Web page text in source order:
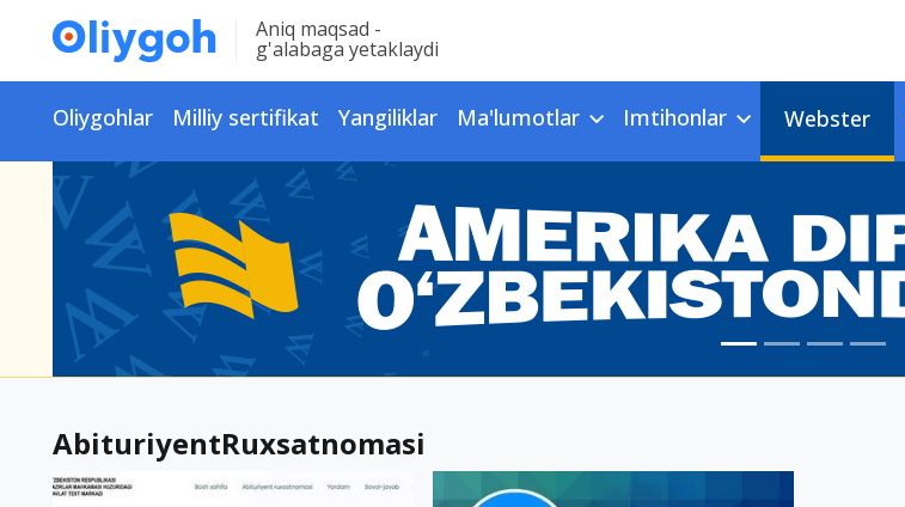
Aniq maqsad -
g'alabaga yetaklaydi
Oliygohlar Milliy sertifikat Yangiliklar Ma'lumotlar Imtihonlar Webster
AbituriyentRuxsatnomasi